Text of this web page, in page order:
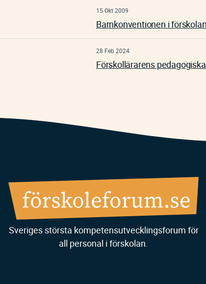
15 Okt 2009
Barnkonventionen i
28 Feb 2024
Förskollärarens
Sveriges största kompetensutvecklingsforum för
all personal i förskolan.